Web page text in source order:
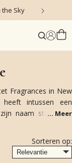
the Sky
Fragrances in New
intussen een
naam staan van
is Jérôme een
mengt in de
... Meer
Sorteren op: